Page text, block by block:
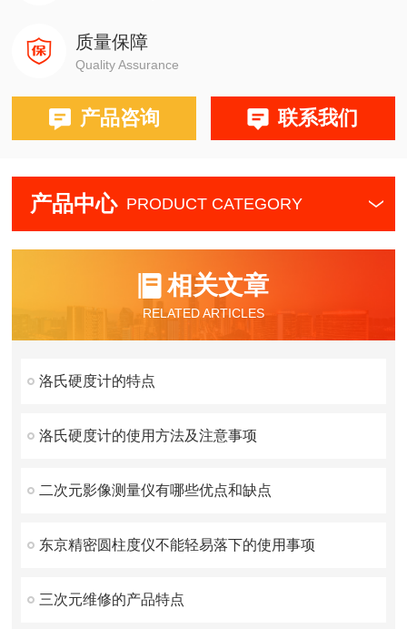
质量保障
Quality Assurance
产品咨询 联系我们
产品中心 PRODUCT CATEGORY
相关文章
RELATED ARTICLES
洛氏硬度计的特点
洛氏硬度计的使用方法及注意事项
二次元影像测量仪有哪些优点和缺点
东京精密圆柱度仪不能轻易落下的使用事项
三次元维修的产品特点